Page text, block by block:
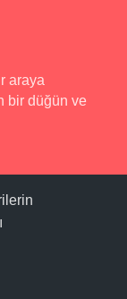
araya
bir düğün ve